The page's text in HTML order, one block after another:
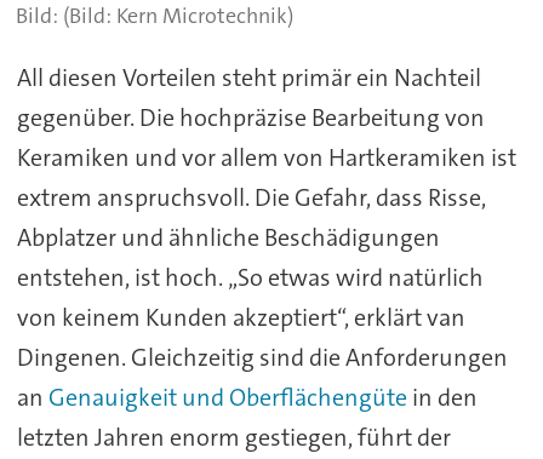
(Bild: Kern Microtechnik)
All diesen Vorteilen steht primär ein Nachteil
gegenüber. Die hochpräzise Bearbeitung von
Keramiken und vor allem von Hartkeramiken ist
extrem anspruchsvoll. Die Gefahr, dass Risse,
Abplatzer und ähnliche Beschädigungen
entstehen, ist hoch. „So etwas wird natürlich
von keinem Kunden akzeptiert“, erklärt van
Dingenen. Gleichzeitig sind die Anforderungen
an Genauigkeit und Oberflächengüte in den
letzten Jahren enorm gestiegen, führt der